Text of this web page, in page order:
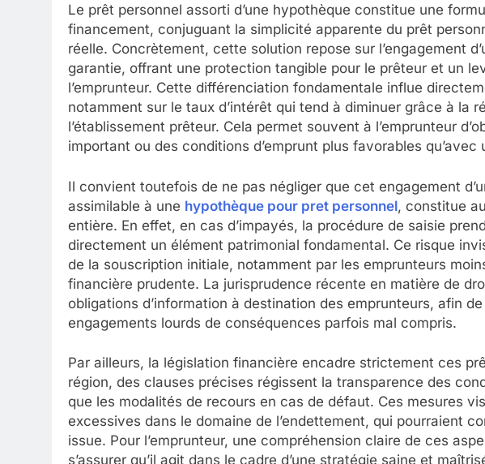
Le prêt personnel assorti d’une hypothèque constitue une
financement, conjuguant la simplicité apparente du prêt
réelle. Concrètement, cette solution repose sur l’engagement
garantie, offrant une protection tangible pour le prêteur et un
l’emprunteur. Cette différenciation fondamentale influe
notamment sur le taux d’intérêt qui tend à diminuer grâce à la
l’établissement prêteur. Cela permet souvent à l’emprunteur
important ou des conditions d’emprunt plus favorables
Il convient toutefois de ne pas négliger que cet engagement
assimilable à une hypothèque pour pret personnel, constitue
entière. En effet, en cas d’impayés, la procédure de saisie
directement un élément patrimonial fondamental. Ce risque
de la souscription initiale, notamment par les emprunteurs
financière prudente. La jurisprudence récente en matière de
obligations d’information à destination des emprunteurs, afin
engagements lourds de conséquences parfois mal compris.
Par ailleurs, la législation financière encadre strictement ces
région, des clauses précises régissent la transparence des
que les modalités de recours en cas de défaut. Ces mesures
excessives dans le domaine de l’endettement, qui pourraient
issue. Pour l’emprunteur, une compréhension claire de ces
s’assurer qu’il agit dans le cadre d’une stratégie saine et